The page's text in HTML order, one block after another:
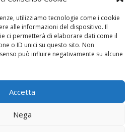
utilizziamo tecnologie come i cookie
alle informazioni del dispositivo. Il
ci permetterà di elaborare dati come il
o ID unici su questo sito. Non
può influire negativamente su alcune
Accetta
NegaCasale Monferrato
Necrologi Piemonte